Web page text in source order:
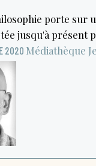
porte sur
jusqu'à présent
2020 Médiathèque